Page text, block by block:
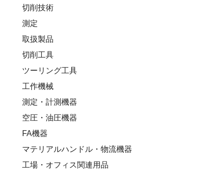
切削技術
測定
取扱製品
切削工具
ツーリング工具
工作機械
測定・計測機器
空圧・油圧機器
FA機器
マテリアルハンドル・物流機器
工場・オフィス関連用品